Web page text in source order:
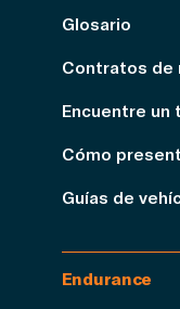
Glosario
Contratos de
Encuentre un
Cómo
Guías de
Endurance